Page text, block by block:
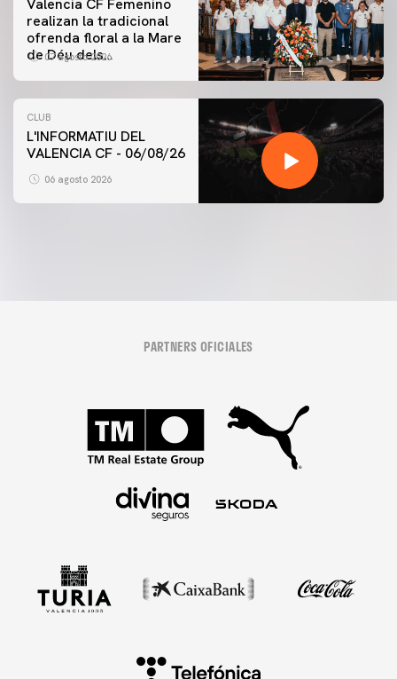
realizan la tradicional
ofrenda floral a la Mare
de Déu dels
07 agosto 2026
CLUB
L'INFORMATIU DEL
VALENCIA CF - 06/08/26
06 agosto 2026
PRIMER EQUIPO
ENTRENAMIENTO DEL VALENCIA CF 6/8/2026
PARTNERS OFICIALES